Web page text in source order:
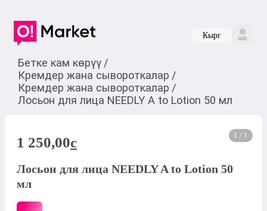
Кырг
Бетке кам көрүү /
Кремдер жана сывороткалар /
Кремдер жана сывороткалар /
Лосьон для лица NEEDLY A to Lotion 50 мл
1 / 1
1 250,00c
Лосьон для лица NEEDLY A to Lotion 50
мл